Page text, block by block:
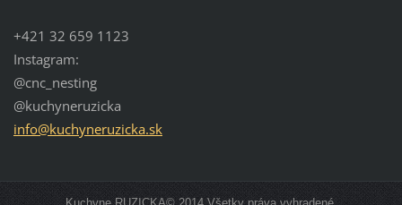
+421 32 659 1123
Instagram:
@cnc_nesting
@kuchyneruzicka
info@kuchyneruzicka.sk